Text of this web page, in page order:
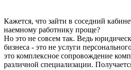
Кажется, что зайти в соседний
наемному работнику проще?
Но это не совсем так. Ведь
бизнеса - это не услуги
это комплексное сопровождение
различной специализации.